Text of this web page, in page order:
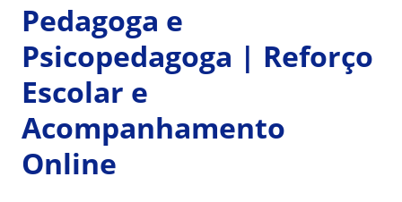
Pedagoga e
Psicopedagoga | Reforço
Escolar e
Acompanhamento
Online